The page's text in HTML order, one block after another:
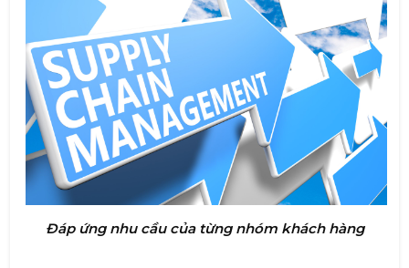
Đáp ứng nhu cầu của từng nhóm khách hàng